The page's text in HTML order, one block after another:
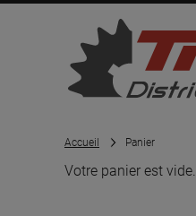
Accueil Panier
Votre panier est vide.